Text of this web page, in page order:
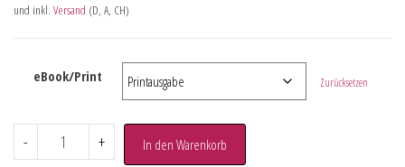
und inkl. Versand (D, A, CH)
eBook/Print Zurücksetzen
- + In den Warenkorb